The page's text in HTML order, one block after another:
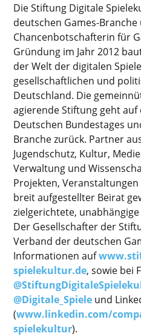
Die Stiftung Digitale
deutschen Games-Branche
Chancenbotschafterin für
Gründung im Jahr 2012
der Welt der digitalen
gesellschaftlichen und
Deutschland. Die
agierende Stiftung geht auf
Deutschen Bundestages
Branche zurück. Partner
Jugendschutz, Kultur,
Verwaltung und
Projekten,
breit aufgestellter Beirat
zielgerichtete,
Der Gesellschafter der
Verband der deutschen
Informationen auf
spielekultur.de, sowie bei
@Digitale_Spiele und
(www.linkedin.com/
spielekultur).